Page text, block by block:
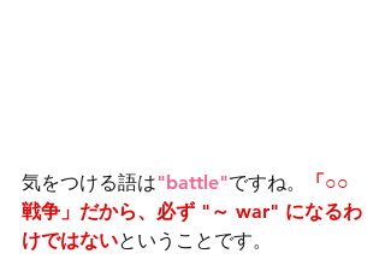
気をつける語は"battle"ですね。
「○○
戦争」だから、必ず "～ war" になるわ
けではないということです。